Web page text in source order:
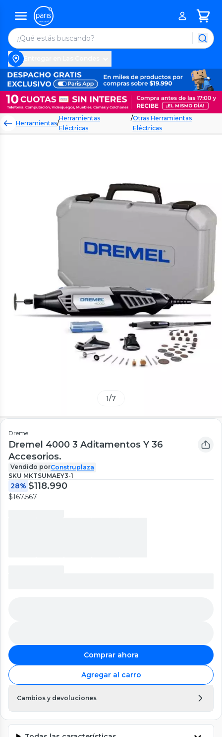
Herramientas/
Herramientas
Eléctricas
/Otras Herramientas
Eléctricas
1/7
Dremel
Dremel 4000 3 Aditamentos Y 36
Accesorios.
Vendido porConstruplaza
SKU MKTSUMAEY3-1
28% $118.990
$167.567
Comprar ahora
Agregar al carro
Cambios y devoluciones